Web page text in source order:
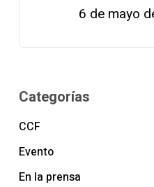
6 de mayo
Categorías
CCF
Evento
En la prensa